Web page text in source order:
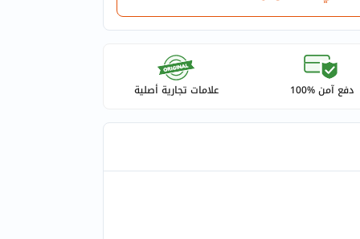
دفع آمن %100 علامات تجارية أصلية